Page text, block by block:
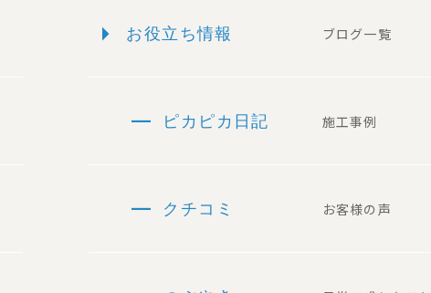
arrow_right お役立ち情報 ブログ一覧
remove ピカピカ日記 施工事例
remove クチコミ お客様の声